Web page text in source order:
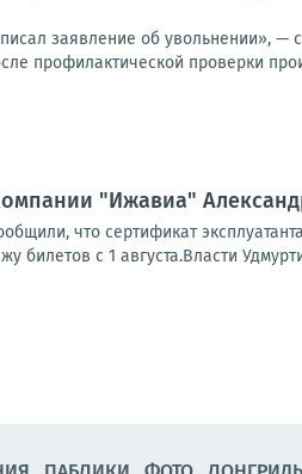
заявление об увольнении», —
профилактической проверки
"Ижавиа"
что сертификат
билетов с 1 августа.Власти